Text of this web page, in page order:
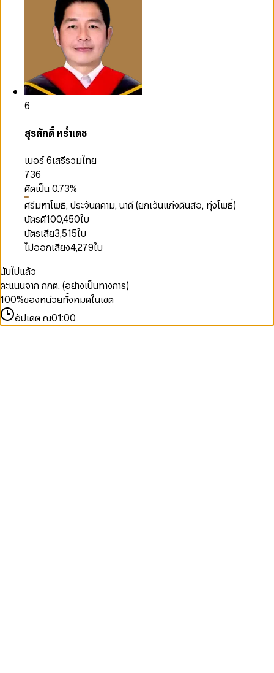
6
สุรศักดิ์ หร่ำเดช
เบอร์ 6เสรีรวมไทย
736
คิดเป็น0.73%
ศรีมหาโพธิ, ประจันตคาม, นาดี (ยกเว้นแก่งดินสอ, ทุ่งโพธิ์)
บัตรดี100,450ใบ
บัตรเสีย3,515ใบ
ไม่ออกเสียง4,279ใบ
นับไปแล้ว
คะแนนจาก กกต. (อย่างเป็นทางการ)
100%ของหน่วยทั้งหมดในเขต
อัปเดต ณ01:00